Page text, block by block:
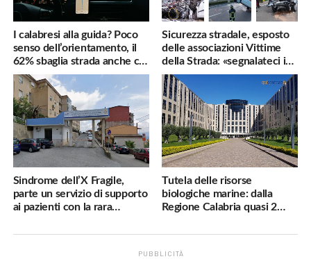
I calabresi alla guida? Poco
senso dell’orientamento, il
62% sbaglia strada anche col
navigatore
Sicurezza stradale, esposto
delle associazioni Vittime
della Strada: «segnalateci i
pericoli, interverremo
subito»
Sindrome dell’X Fragile,
parte un servizio di supporto
ai pazienti con la rara
Tutela delle risorse
biologiche marine: dalla
Regione Calabria quasi 2
PUBBLICITÀ